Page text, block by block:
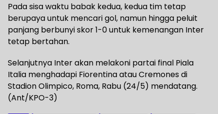
Pada sisa waktu babak kedua, kedua tim tetap
berupaya untuk mencari gol, namun hingga peluit
panjang berbunyi skor 1-0 untuk kemenangan Inter
tetap bertahan.
Selanjutnya Inter akan melakoni partai final Piala
Italia menghadapi Fiorentina atau Cremones di
Stadion Olimpico, Roma, Rabu (24/5) mendatang.
(Ant/KPO-3)